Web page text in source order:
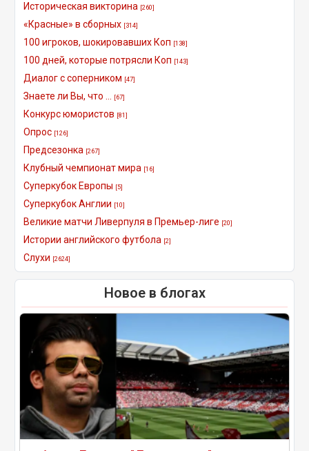
Историческая викторина [260]
«Красные» в сборных [314]
100 игроков, шокировавших Коп [138]
100 дней, которые потрясли Коп [143]
Диалог с соперником [47]
Знаете ли Вы, что ... [67]
Конкурс юмористов [81]
Опрос [126]
Предсезонка [267]
Клубный чемпионат мира [16]
Суперкубок Европы [5]
Суперкубок Англии [10]
Великие матчи Ливерпуля в Премьер-лиге [20]
Истории английского футбола [2]
Слухи [2624]
Новое в блогах